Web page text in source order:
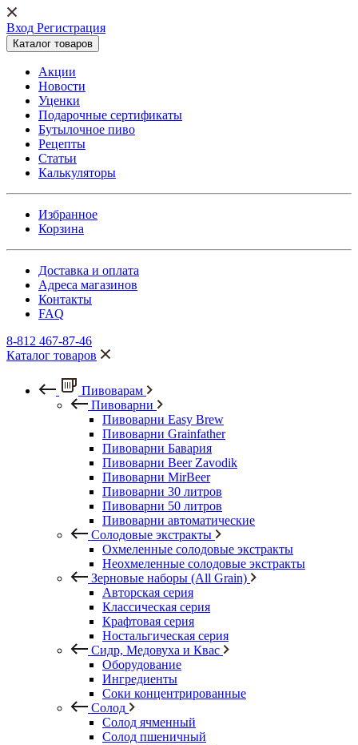
Вход Регистрация
Каталог товаров
Акции
Новости
Уценки
Подарочные сертификаты
Бутылочное пиво
Рецепты
Статьи
Калькуляторы
Избранное
Корзина
Доставка и оплата
Адреса магазинов
Контакты
FAQ
8-812 467-87-46
Каталог товаров
Пивоварам
Пивоварни
Пивоварни Easy Brew
Пивоварни Grainfather
Пивоварни Бавария
Пивоварни Beer Zavodik
Пивоварни MirBeer
Пивоварни 30 литров
Пивоварни 50 литров
Пивоварни автоматические
Солодовые экстракты
Охмеленные солодовые экстракты
Неохмеленные солодовые экстракты
Зерновые наборы (All Grain)
Авторская серия
Классическая серия
Крафтовая серия
Ностальгическая серия
Сидр, Медовуха и Квас
Оборудование
Ингредиенты
Соки концентрированные
Солод
Солод ячменный
Солод пшеничный